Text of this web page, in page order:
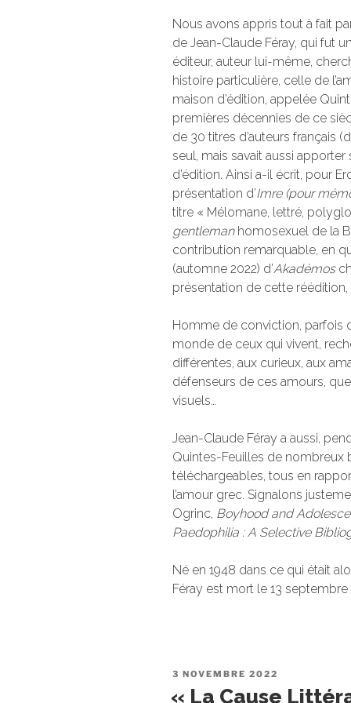
Nous avons appris tout à fait
de Jean-Claude Féray, qui fut
éditeur, auteur lui-même,
histoire particulière, celle de
maison d’édition, appelée
premières décennies de ce
de 30 titres d’auteurs français
seul, mais savait aussi
d’édition. Ainsi a-il écrit, pour
présentation d’Imre (pour
titre « Mélomane, lettré,
gentlemanhomosexuel de la
contribution remarquable, en
(automne 2022) d’Akadémos
présentation de cette réédition,
Homme de conviction, parfois
monde de ceux qui vivent,
différentes, aux curieux, aux
défenseurs de ces amours,
visuels…
Jean-Claude Féray a aussi,
Quintes-Feuilles de nombreux
téléchargeables, tous en
l’amour grec. Signalons
Ogrinc, Boyhood and
Paedophilia : A Selective
Né en 1948 dans ce qui était
Féray est mort le 13 septembre
PUBLIÉ
3 NOVEMBRE 2022
« La Cause